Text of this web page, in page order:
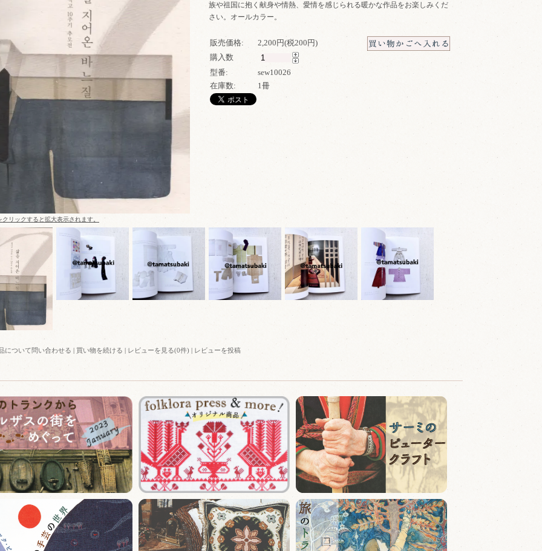
族や祖国に抱く献身や情熱、愛情を感じられる暖かな作品をお楽しみくだ
さい。オールカラー。
販売価格:
2,200円(税200円)
購入数
型番:
sew10026
在庫数:
1冊
リックすると拡大表示されます。
について問い合わせる | 買い物を続ける |レビューを見る(0件) | レビューを投稿